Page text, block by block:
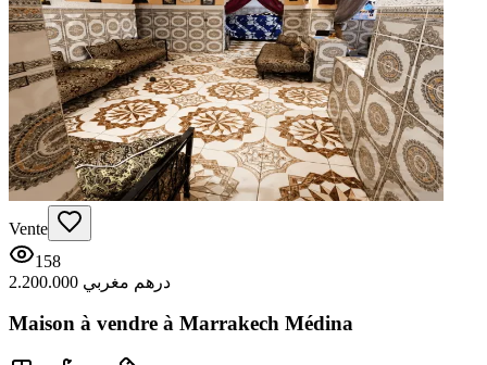
Vente
158
2.200.000 درهم مغربي
Maison à vendre à Marrakech Médina